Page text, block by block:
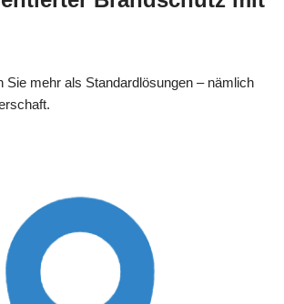
Sie mehr als Standardlösungen – nämlich